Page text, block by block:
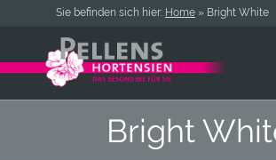
Sie befinden sich hier: Home » Bright White
Bright